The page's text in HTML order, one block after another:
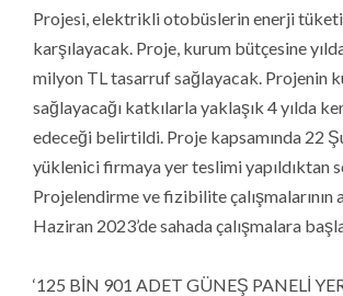
Projesi, elektrikli otobüslerin enerji
karşılayacak. Proje, kurum bütçesine
milyon TL tasarruf sağlayacak. Projenin
sağlayacağı katkılarla yaklaşık 4 yılda
edeceği belirtildi. Proje kapsamında 22
yüklenici firmaya yer teslimi yapıldıktan
Projelendirme ve fizibilite çalışmalarının
Haziran 2023’de sahada çalışmalara
‘125 BİN 901 ADET GÜNEŞ PANELİ